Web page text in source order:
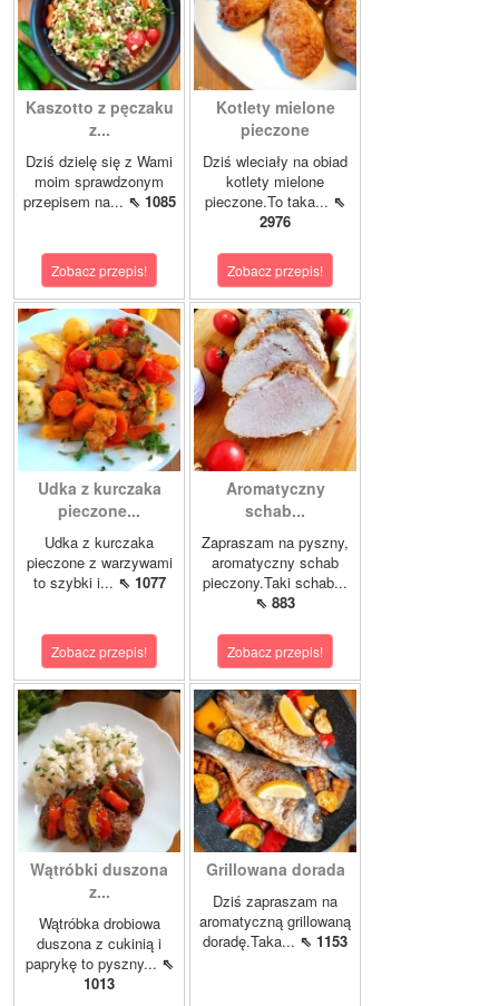
Kaszotto z pęczaku
z...
Dziś dzielę się z Wami
moim sprawdzonym
przepisem na... ⇖ 1085
Zobacz przepis!
Kotlety mielone
pieczone
Dziś wleciały na obiad
kotlety mielone
pieczone.To taka... ⇖
2976
Zobacz przepis!
Udka z kurczaka
pieczone...
Udka z kurczaka
pieczone z warzywami
to szybki i... ⇖ 1077
Zobacz przepis!
Aromatyczny
schab...
Zapraszam na pyszny,
aromatyczny schab
pieczony.Taki schab...
⇖ 883
Zobacz przepis!
Wątróbki duszona
z...
Wątróbka drobiowa
duszona z cukinią i
paprykę to pyszny... ⇖
1013
Grillowana dorada
Dziś zapraszam na
aromatyczną grillowaną
doradę.Taka... ⇖ 1153